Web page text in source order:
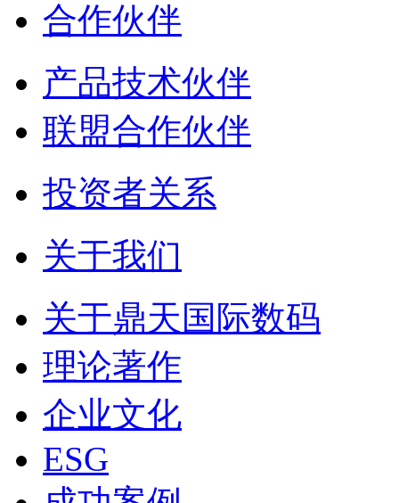
合作伙伴
产品技术伙伴
联盟合作伙伴
投资者关系
关于我们
关于鼎天国际数码
理论著作
企业文化
ESG